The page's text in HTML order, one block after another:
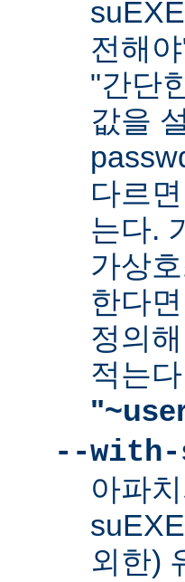
전해
"간단
값을
다르
는다.
가상
한다
정의
적는
--with-
아파
외한)